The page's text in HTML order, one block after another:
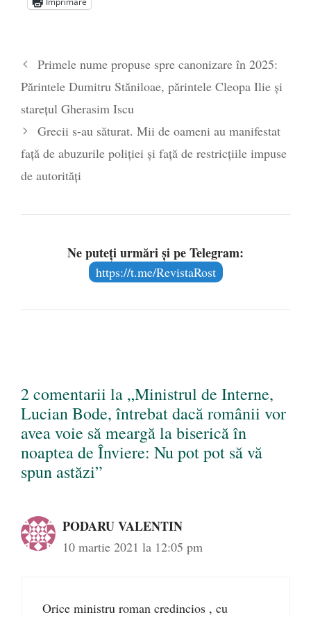
Primele nume propuse spre canonizare în 2025:
Părintele Dumitru Stăniloae, părintele Cleopa Ilie și
starețul Gherasim Iscu
Grecii s-au săturat. Mii de oameni au manifestat
față de abuzurile poliției și față de restricțiile impuse
de autorități
Ne puteți urmări și pe Telegram:
https://t.me/RevistaRost
2 comentarii la „Ministrul de Interne,
Lucian Bode, întrebat dacă românii vor
avea voie să meargă la biserică în
noaptea de Înviere: Nu pot pot să vă
spun astăzi”
PODARU VALENTIN
10 martie 2021 la 12:05 pm
Orice ministru roman credincios , cu